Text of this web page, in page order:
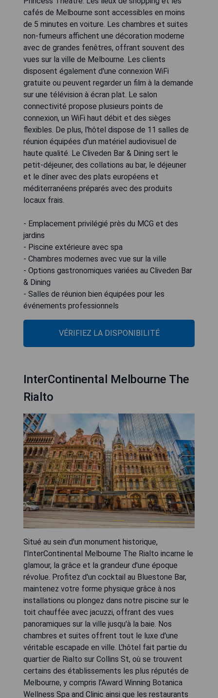
cafés de Melbourne sont accessibles en moins
de 5 minutes en voiture. Les chambres et suites
non-fumeurs affichent une décoration moderne
avec de grandes fenêtres, offrant souvent des
vues sur la ville de Melbourne. Les clients
disposent également d'une connexion WiFi
gratuite ou peuvent regarder un film à la demande
sur une télévision à écran plat. Le salon
connectivité propose plusieurs points de
connexion, un WiFi haut débit et des sièges
flexibles. De plus, l'hôtel dispose de 11 salles de
réunion équipées d'un matériel audiovisuel de
haute qualité. Le Cliveden Bar & Dining sert le
petit-déjeuner, des collations au bar, le déjeuner
et le dîner avec des plats européens et
méditerranéens préparés avec des produits
locaux frais.
- Emplacement privilégié près du MCG et des
jardins
- Piscine extérieure avec spa
- Chambres modernes avec vue sur la ville
- Options gastronomiques variées au Cliveden Bar
& Dining
- Salles de réunion bien équipées pour les
événements professionnels
VÉRIFIEZ LA DISPONIBILITÉ
InterContinental Melbourne The
Rialto
Situé au sein d'un monument historique,
l'InterContinental Melbourne The Rialto incarne le
glamour, la grâce et la grandeur d'une époque
révolue. Profitez d'un cocktail au Bluestone Bar,
maintenez votre forme physique grâce à nos
installations ou plongez dans notre piscine sur le
toit chauffée avec jacuzzi, offrant des vues
panoramiques sur la ville jusqu'à la baie. Nos
chambres et suites offrent tout le luxe d'une
véritable escapade en ville. L'hôtel fait partie du
quartier de Rialto sur Collins St, où se trouvent
certains des établissements les plus réputés de
Melbourne, y compris l'Award Winning Botanica
Wellness Spa and Clinic ainsi que les restaurants